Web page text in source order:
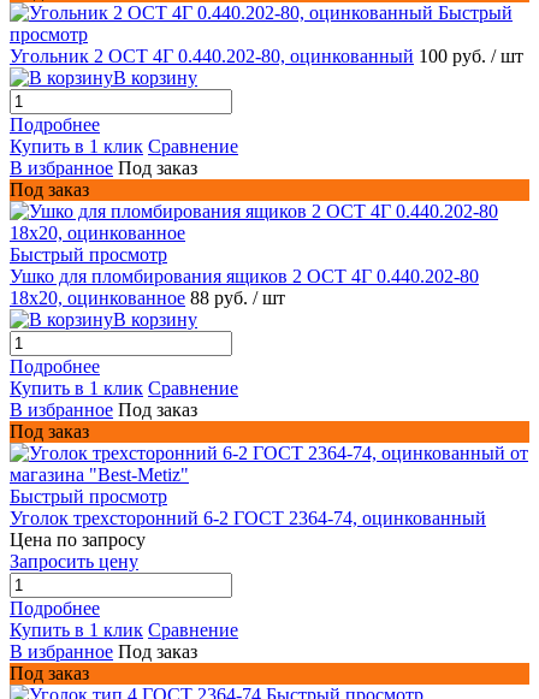
Быстрый
просмотр
Угольник 2 ОСТ 4Г 0.440.202-80, оцинкованный 100 руб. / шт
В корзину
Подробнее
Купить в 1 клик Сравнение
В избранное Под заказ
Под заказ
Быстрый просмотр
Ушко для пломбирования ящиков 2 ОСТ 4Г 0.440.202-80
18х20, оцинкованное 88 руб. / шт
В корзину
Подробнее
Купить в 1 клик Сравнение
В избранное Под заказ
Под заказ
Быстрый просмотр
Уголок трехсторонний 6-2 ГОСТ 2364-74, оцинкованный
Цена по запросу
Запросить цену
Подробнее
Купить в 1 клик Сравнение
В избранное Под заказ
Под заказ
Быстрый просмотр